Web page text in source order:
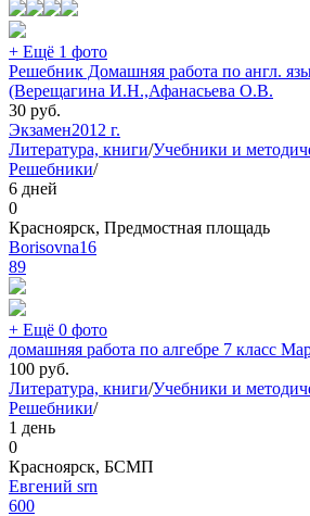
+ Ещё 1 фото
Решебник Домашняя работа по англ.
(Верещагина И.Н.,Афанасьева О.В.
30 руб.
Экзамен2012 г.
Литература, книги/Учебники и
Решебники/
6 дней
0
Красноярск, Предмостная площадь
Borisovna16
89
+ Ещё 0 фото
домашняя работа по алгебре 7 класс
100 руб.
Литература, книги/Учебники и
Решебники/
1 день
0
Красноярск, БСМП
Евгений srn
600